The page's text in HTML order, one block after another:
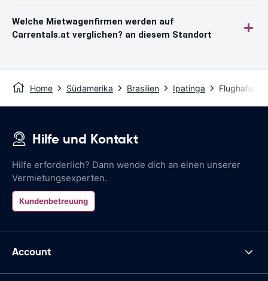
Welche Mietwagenfirmen werden auf
Carrentals.at verglichen? an diesem Standort
Home Südamerika Brasilien Ipatinga Flughafen
Hilfe und Kontakt
Hilfe erforderlich? Dann wende dich an einen unserer
Vermietungsexperten.
Kundenbetreuung
Account